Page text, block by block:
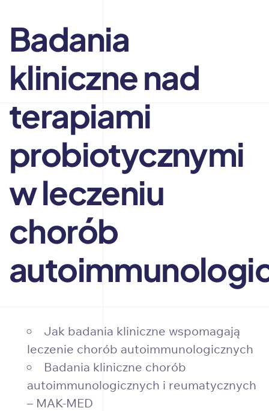
Badania
kliniczne nad
terapiami
probiotycznymi
w leczeniu
chorób
Jak badania kliniczne wspomagają
leczenie chorób autoimmunologicznych
Badania kliniczne chorób
autoimmunologicznych i reumatycznych
– MAK-MED